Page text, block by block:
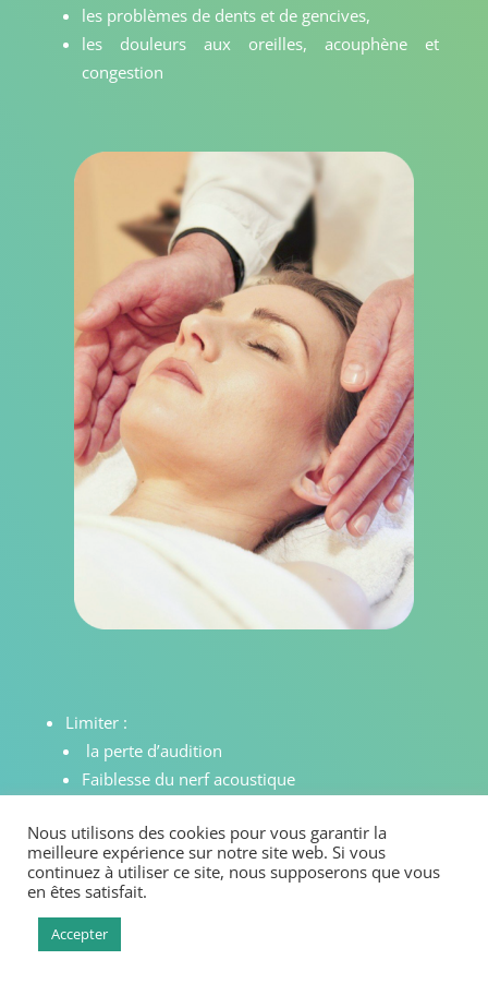
les problèmes de dents et de gencives,
les douleurs aux oreilles, acouphène et
congestion
Limiter :
la perte d’audition
Faiblesse du nerf acoustique
les troubles de l’équilibre
Nous utilisons des cookies pour vous garantir la
meilleure expérience sur notre site web. Si vous
continuez à utiliser ce site, nous supposerons que vous
en êtes satisfait.
Accepter